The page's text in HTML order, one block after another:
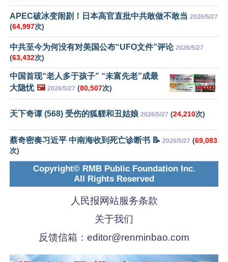
APEC破冰变闹剧！日本高官直批中共敢做不敢当 2026/5/27
(64,997次)
中共至今为何没有对美国公布“UFO文件”评论 2026/5/27
(63,432次)
中国首现“老人多于孩子” “未富先老”成最
大隐忧 🖼️ 2026/5/27 (80,507次)
天下奇谭 (568) 受伤的狐貍和丑姑娘 2026/5/27 (24,210次)
蔡奇密奏习近平 中南海收到死亡诊断书 📝 2026/5/27 (69,083
次)
Copyright© RMB Public Foundation Inc.
All Rights Reserved
人民报网站服务条款
关于我们
反馈信箱： editor@renminbao.com